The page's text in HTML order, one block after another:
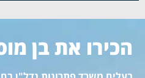
הכירו את בן